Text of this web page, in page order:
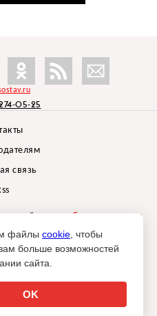
05-25
связь
проектбрендингового
Depot
допустимо только при
файлы cookie , чтобы
больше возможностей
сайта.
OK